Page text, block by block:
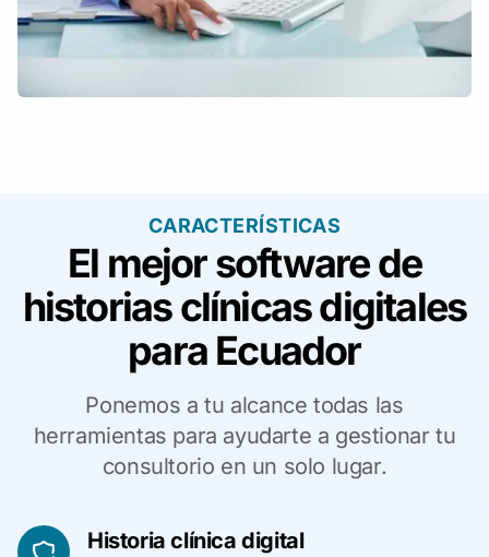
CARACTERÍSTICAS
El mejor software de
historias clínicas digitales
para Ecuador
Ponemos a tu alcance todas las
herramientas para ayudarte a gestionar tu
consultorio en un solo lugar.
Historia clínica digital